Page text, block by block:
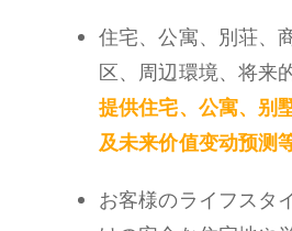
住宅、公寓、別荘、
区、周辺環境、将来
提供住宅、公寓、别
及未来价值变动预测
お客様のライフスタ